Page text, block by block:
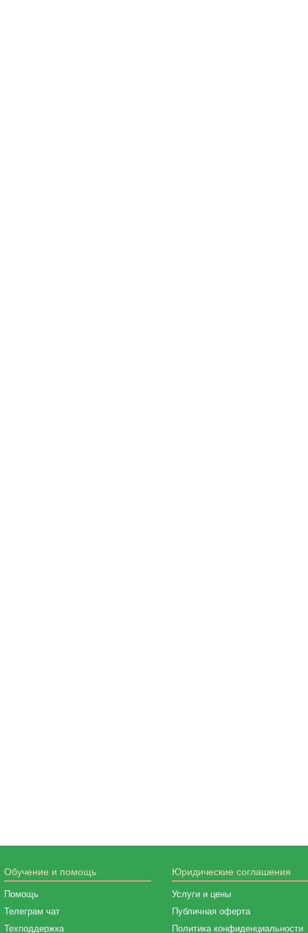
Обучение и помощь
Помощь
Телеграм чат
Техподдержка
Юридические соглашения
Услуги и цены
Публичная оферта
Политика конфиденциальности